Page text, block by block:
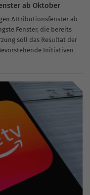
ab Oktober
Attributionsfenster ab
Fenster, die bereits
soll das Resultat der
Initiativen